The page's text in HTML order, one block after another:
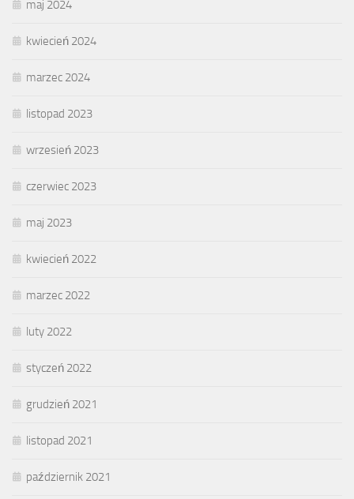
maj 2024
kwiecień 2024
marzec 2024
listopad 2023
wrzesień 2023
czerwiec 2023
maj 2023
kwiecień 2022
marzec 2022
luty 2022
styczeń 2022
grudzień 2021
listopad 2021
październik 2021